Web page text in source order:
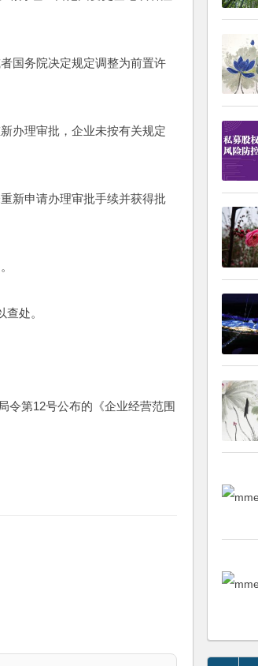
国务院决定规定调整为前置许
办理审批，企业未按有关规定
新申请办理审批手续并获得批
处。
第12号公布的《企业经营范围